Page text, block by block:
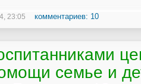
23:05 комментариев: 10
семье и